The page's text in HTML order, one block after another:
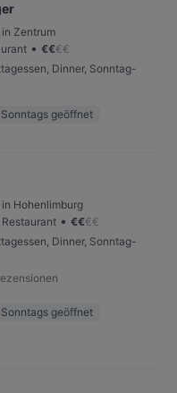
Zentrum
• €€€€
Dinner, Sonntag-
Sonntags geöffnet
Hohenlimburg
• €€€€
Dinner, Sonntag-
Sonntags geöffnet